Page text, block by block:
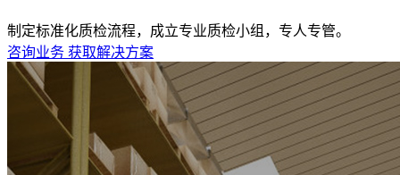
制定标准化质检流程，成立专业质检小组，专人专管。
咨询业务 获取解决方案